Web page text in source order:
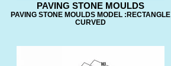
PAVING STONE MOULDS
PAVING STONE MOULDS MODEL :RECTANGLE
CURVED